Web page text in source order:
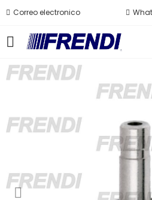
Correo electronico